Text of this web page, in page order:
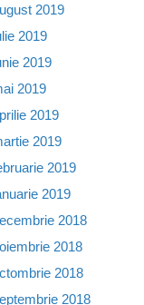
2019
2019
2019
2019
2019
2019
2019
2019
2018
2018
2018
2018